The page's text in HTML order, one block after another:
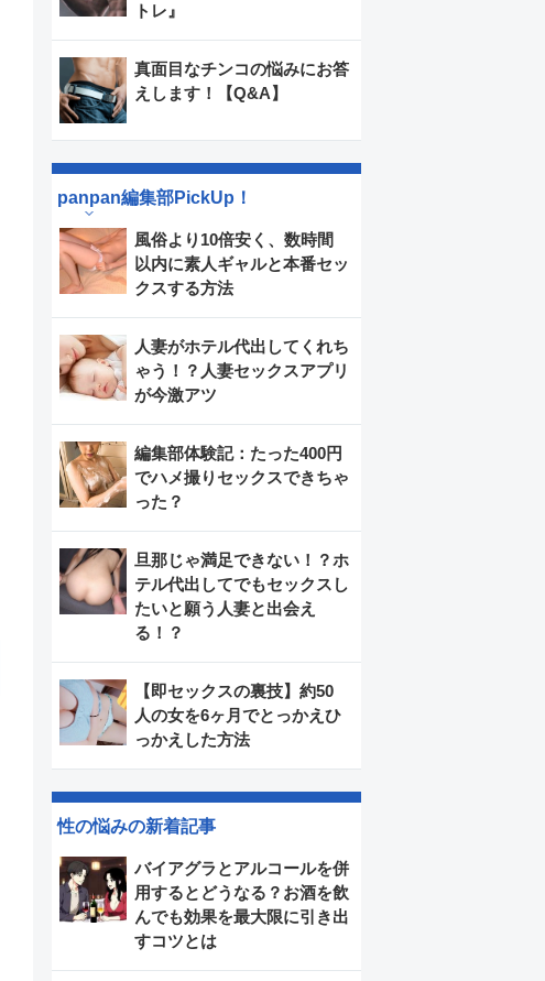
トレ』
真面目なチンコの悩みにお答
えします！【Q&A】
panpan編集部PickUp！
風俗より10倍安く、数時間
以内に素人ギャルと本番セッ
クスする方法
人妻がホテル代出してくれち
ゃう！？人妻セックスアプリ
が今激アツ
編集部体験記：たった400円
でハメ撮りセックスできちゃ
った？
旦那じゃ満足できない！？ホ
テル代出してでもセックスし
たいと願う人妻と出会え
る！？
【即セックスの裏技】約50
人の女を6ヶ月でとっかえひ
っかえした方法
性の悩みの新着記事
バイアグラとアルコールを併
用するとどうなる？お酒を飲
んでも効果を最大限に引き出
すコツとは